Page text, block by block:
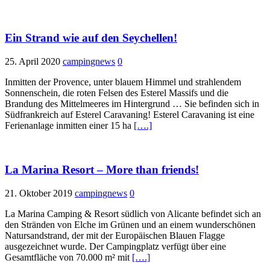
Ein Strand wie auf den Seychellen!
25. April 2020 campingnews 0
Inmitten der Provence, unter blauem Himmel und strahlendem
Sonnenschein, die roten Felsen des Esterel Massifs und die
Brandung des Mittelmeeres im Hintergrund … Sie befinden sich in
Südfrankreich auf Esterel Caravaning! Esterel Caravaning ist eine
Ferienanlage inmitten einer 15 ha [….]
La Marina Resort – More than friends!
21. Oktober 2019 campingnews 0
La Marina Camping & Resort südlich von Alicante befindet sich an
den Stränden von Elche im Grünen und an einem wunderschönen
Natursandstrand, der mit der Europäischen Blauen Flagge
ausgezeichnet wurde. Der Campingplatz verfügt über eine
Gesamtfläche von 70.000 m² mit [….]